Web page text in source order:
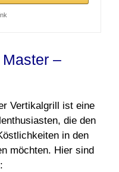
–
Vertikalgrill ist eine
die den
in den
möchten. Hier sind